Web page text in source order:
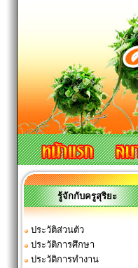
รู้จักกับครูสุริยะ
ประวัติส่วนตัว
ประวัติการศึกษา
ประวัติการทำงาน